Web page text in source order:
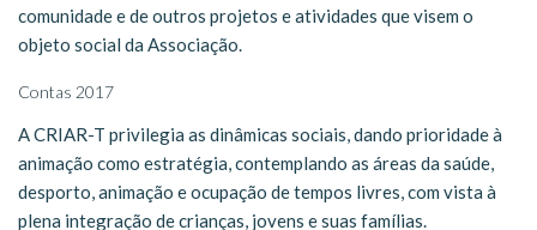
comunidade e de outros projetos e atividades que visem o
objeto social da Associação.
Contas 2017
A CRIAR-T privilegia as dinâmicas sociais, dando prioridade à
animação como estratégia, contemplando as áreas da saúde,
desporto, animação e ocupação de tempos livres, com vista à
plena integração de crianças, jovens e suas famílias.